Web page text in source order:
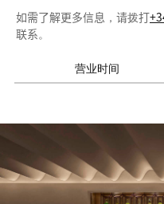
如需了解更多信息，请拨打
联系。
营业时间